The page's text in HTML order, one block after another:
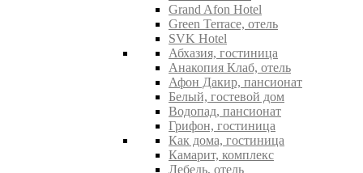
Grand Afon Hotel
Green Terrace, отель
SVK Hotel
Абхазия, гостиница
Анакопия Клаб, отель
Афон Дакир, пансионат
Белый, гостевой дом
Водопад, пансионат
Грифон, гостиница
Как дома, гостиница
Камарит, комплекс
Лебедь, отель